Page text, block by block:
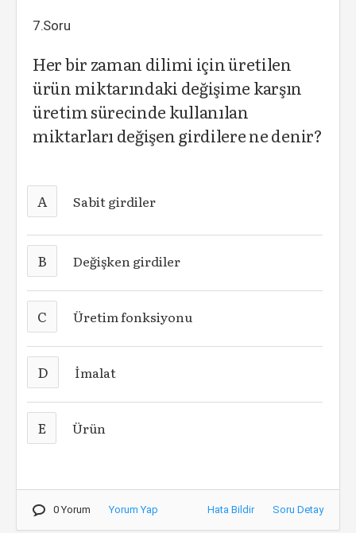
7.Soru
Her bir zaman dilimi için üretilen
ürün miktarındaki değişime karşın
üretim sürecinde kullanılan
miktarları değişen girdilere ne denir?
A Sabit girdiler
B Değişken girdiler
C Üretim fonksiyonu
D İmalat
E Ürün
0 Yorum Yorum Yap Hata Bildir Soru Detay